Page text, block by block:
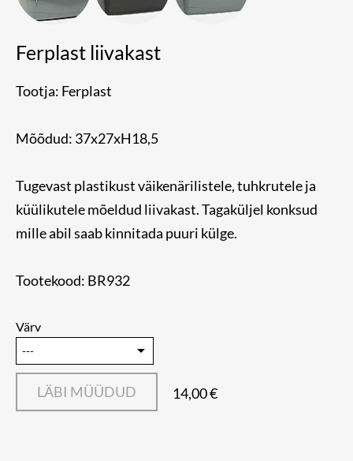
Ferplast liivakast
Tootja: Ferplast
Mõõdud: 37x27xH18,5
Tugevast plastikust väikenärilistele, tuhkrutele ja
küülikutele mõeldud liivakast. Tagaküljel konksud
mille abil saab kinnitada puuri külge.
Tootekood: BR932
Värv
LÄBI MÜÜDUD 14,00 €